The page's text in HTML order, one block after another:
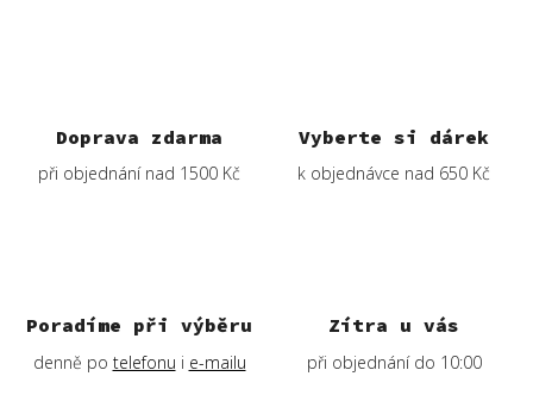
Doprava zdarma
při objednání nad 1500 Kč
Vyberte si dárek
k objednávce nad 650 Kč
Poradíme při výběru
denně po telefonu i e-mailu
Zítra u vás
při objednání do 10:00